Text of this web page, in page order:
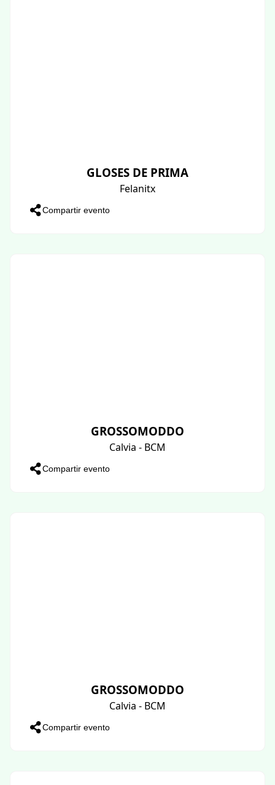
GLOSES DE PRIMA
Felanitx
Compartir evento
GROSSOMODDO
Calvia - BCM
Compartir evento
GROSSOMODDO
Calvia - BCM
Compartir evento